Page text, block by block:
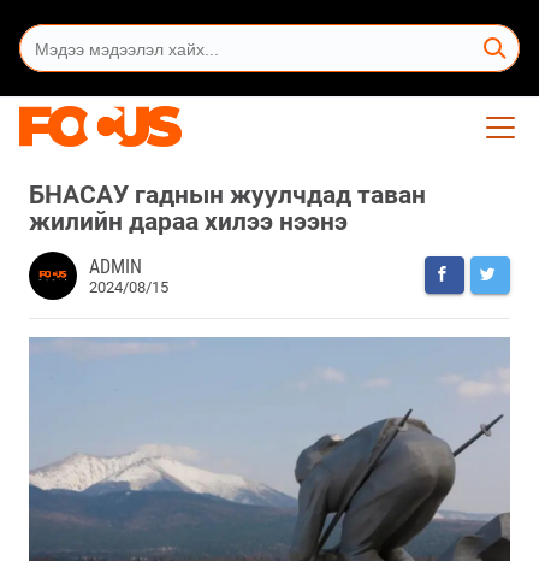
БНАСАУ гаднын жуулчдад таван
жилийн дараа хилээ нээнэ
ADMIN
2024/08/15